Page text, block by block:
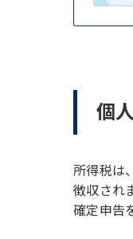
個
所得税は
徴収され
確定申告